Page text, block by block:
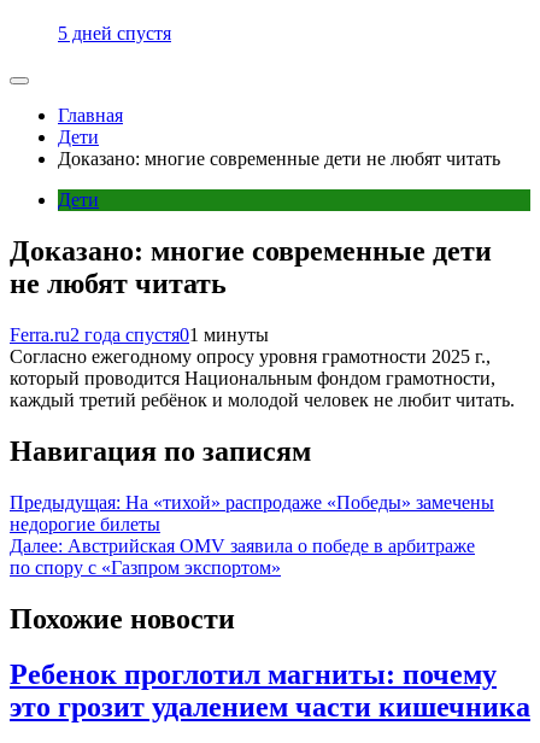
5 дней спустя
Главная
Дети
Доказано: многие современные дети не любят читать
Дети
Доказано: многие современные дети
не любят читать
Ferra.ru2 года спустя01 минуты
Согласно ежегодному опросу уровня грамотности 2025 г.,
который проводится Национальным фондом грамотности,
каждый третий ребёнок и молодой человек не любит читать.
Навигация по записям
Предыдущая: На «тихой» распродаже «Победы» замечены
недорогие билеты
Далее: Австрийская OMV заявила о победе в арбитраже
по спору с «Газпром экспортом»
Похожие новости
Ребенок проглотил магниты: почему
это грозит удалением части кишечника